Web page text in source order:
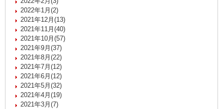
2022年1月(2)
2021年12月(13)
2021年11月(40)
2021年10月(57)
2021年9月(37)
2021年8月(22)
2021年7月(12)
2021年6月(12)
2021年5月(32)
2021年4月(19)
2021年3月(7)